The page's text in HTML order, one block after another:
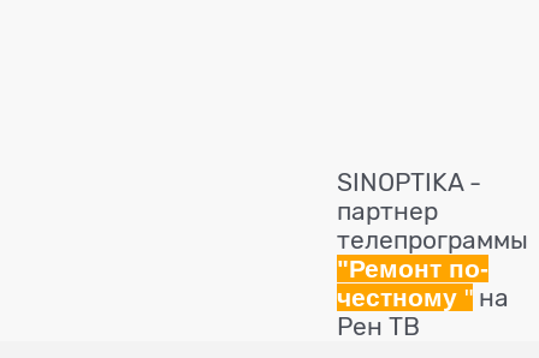
SINOPTIKA -
партнер
телепрограммы
"Ремонт по-
честному "на
Рен ТВ